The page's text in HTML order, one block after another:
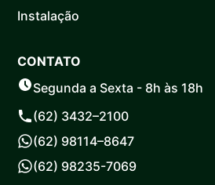
Instalação
CONTATO
Segunda a Sexta - 8h às 18h
(62) 3432–2100
(62) 98114–8647
(62) 98235-7069